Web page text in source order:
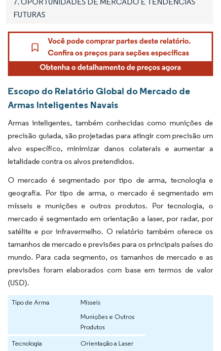
7. OPORTUNIDADES DE MERCADO E TENDÊNCIAS
FUTURAS
Escopo do Relatório Global do Mercado de
Armas Inteligentes Navais
Armas inteligentes, também conhecidas como munições de
precisão guiada, são projetadas para atingir com precisão um
alvo específico, minimizar danos colaterais e aumentar a
letalidade contra os alvos pretendidos.
O mercado é segmentado por tipo de arma, tecnologia e
geografia. Por tipo de arma, o mercado é segmentado em
mísseis e munições e outros produtos. Por tecnologia, o
mercado é segmentado em orientação a laser, por radar, por
satélite e por infravermelho. O relatório também oferece os
tamanhos de mercado e previsões para os principais países do
mundo. Para cada segmento, os tamanhos de mercado e as
previsões foram elaborados com base em termos de valor
(USD).
Tipo de Arma
Mísseis
Munições e Outros
Produtos
Tecnologia
Orientação a Laser